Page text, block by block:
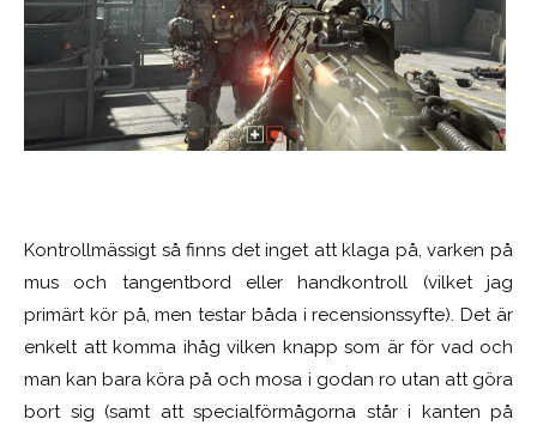
Kontrollmässigt så finns det inget att klaga på, varken på
mus och tangentbord eller handkontroll (vilket jag
primärt kör på, men testar båda i recensionssyfte). Det är
enkelt att komma ihåg vilken knapp som är för vad och
man kan bara köra på och mosa i godan ro utan att göra
bort sig (samt att specialförmågorna står i kanten på